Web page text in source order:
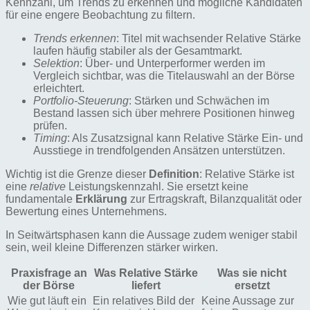
Kennzahl, um Trends zu erkennen und mögliche Kandidaten
für eine engere Beobachtung zu filtern.
Trends erkennen: Titel mit wachsender Relative Stärke
laufen häufig stabiler als der Gesamtmarkt.
Selektion: Über- und Unterperformer werden im
Vergleich sichtbar, was die Titelauswahl an der Börse
erleichtert.
Portfolio-Steuerung: Stärken und Schwächen im
Bestand lassen sich über mehrere Positionen hinweg
prüfen.
Timing: Als Zusatzsignal kann Relative Stärke Ein- und
Ausstiege in trendfolgenden Ansätzen unterstützen.
Wichtig ist die Grenze dieser Definition: Relative Stärke ist
eine relative Leistungskennzahl. Sie ersetzt keine
fundamentale Erklärung zur Ertragskraft, Bilanzqualität oder
Bewertung eines Unternehmens.
In Seitwärtsphasen kann die Aussage zudem weniger stabil
sein, weil kleine Differenzen stärker wirken.
Praxisfrage an
der Börse
Was Relative Stärke
liefert
Was sie nicht
ersetzt
Wie gut läuft ein
Ein relatives Bild der
Keine Aussage zur